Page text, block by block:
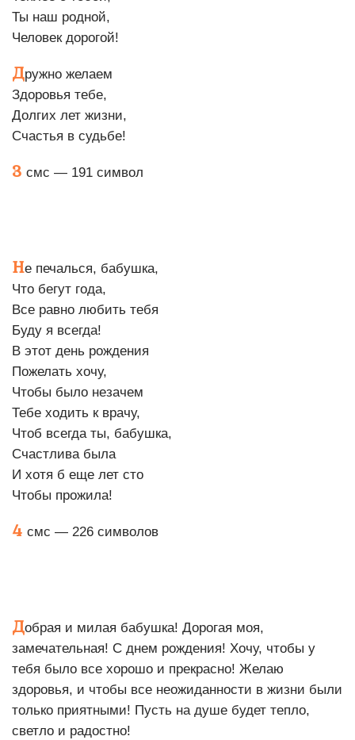
Ты наш родной,
Человек дорогой!
Дружно желаем
Здоровья тебе,
Долгих лет жизни,
Счастья в судьбе!
3 смс — 191 символ
Не печалься, бабушка,
Что бегут года,
Все равно любить тебя
Буду я всегда!
В этот день рождения
Пожелать хочу,
Чтобы было незачем
Тебе ходить к врачу,
Чтоб всегда ты, бабушка,
Счастлива была
И хотя б еще лет сто
Чтобы прожила!
4 смс — 226 символов
Добрая и милая бабушка! Дорогая моя,
замечательная! С днем рождения! Хочу, чтобы у
тебя было все хорошо и прекрасно! Желаю
здоровья, и чтобы все неожиданности в жизни были
только приятными! Пусть на душе будет тепло,
светло и радостно!